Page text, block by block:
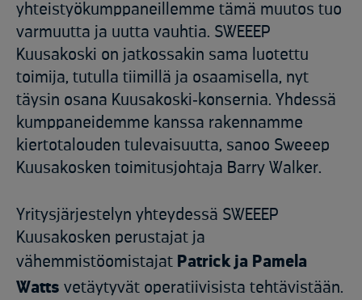
yhteistyökumppaneillemme tämä muutos tuo
varmuutta ja uutta vauhtia. SWEEEP
Kuusakoski on jatkossakin sama luotettu
toimija, tutulla tiimillä ja osaamisella, nyt
täysin osana Kuusakoski‑konsernia. Yhdessä
kumppaneidemme kanssa rakennamme
kiertotalouden tulevaisuutta, sanoo Sweeep
Kuusakosken toimitusjohtaja Barry Walker.
Yritysjärjestelyn yhteydessä SWEEEP
Kuusakosken perustajat ja
vähemmistöomistajat Patrick ja Pamela
Watts vetäytyvät operatiivisista tehtävistään.